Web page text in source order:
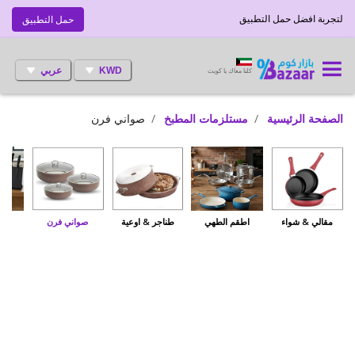
حمل التطبيق لتجربة افضل حمل التطبيق
KWD عربي كلنا معاك يا كويت
الصفحة الرئيسية مستلزمات المطبخ صواني فرن
مقالي & شواء اطقم الطهي طناجر & اوعية صواني فرن